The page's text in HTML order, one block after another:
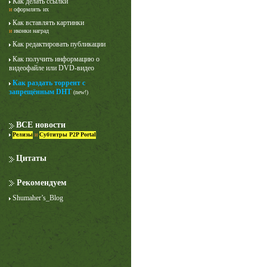
и оформлять их
Как вставлять картинки
и иконки наград
Как редактировать публикации
Как получить информацию о
видеофайле или DVD-видео
Как раздать торрент с
запрещённым DHT (new!)
ВСЕ новости
Релизы и Субтитры P2P Portal
Цитаты
Рекомендуем
Shumaher’s_Blog